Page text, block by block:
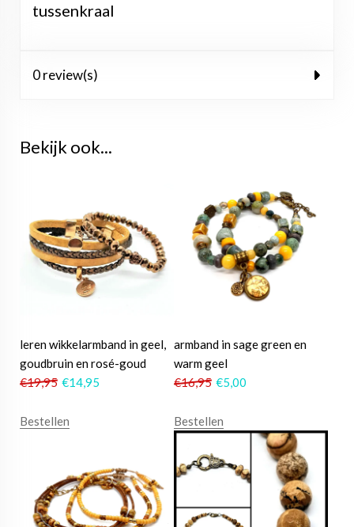
tussenkraal
0 review(s)
Bekijk ook...
leren wikkelarmband in geel,
goudbruin en rosé-goud
€19,95 €14,95
Bestellen
armband in sage green en
warm geel
€16,95 €5,00
Bestellen